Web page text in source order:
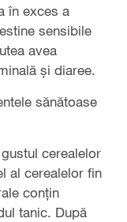
în exces a
sensibile
avea
și diaree.
sănătoase
cerealelor
al cerealelor fin
conțin
tanic. După